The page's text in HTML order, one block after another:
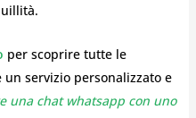
per scoprire tutte le
servizio personalizzato e
una chat whatsapp con uno